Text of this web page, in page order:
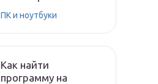
ПК и ноутбуки
Как найти
программу на